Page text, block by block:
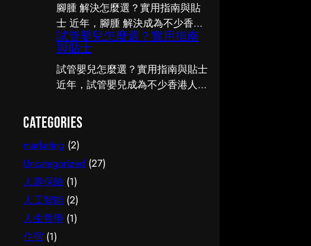
了幾個值得留意的重點，希望能幫
助你更清晰地掌握簿記服務的相關
知識。 事前要留意甚麼 在做決定
之前，有幾點值得特別留意。首
先，每個人的情況不盡相同，適合
別人的未必適合自己；其次，資訊
疑問，諮詢相關範疇的專業人士，
往往能得到更貼合個人需要的建
議。 聰明選擇的方法 幾個簡單的
方法，能幫你少走冤枉路：先設定
清晰的目標與預算、收集足夠的資
料再比較，以及保留彈性以應對變
化。把這些習慣養成，做選擇時自
然更得心應手。 因應需要選擇 不
同的情境，對簿記服務的要求也不
腳腫 解決怎麼選？實用指南與貼
士 近年，腳腫 解決成為不少香港
人關注的話題。無論是出於實際需
要還是興趣，先對它有基本認識，
都有助我們作出更明智的決定。這
篇文章會從不同角度，和大家分享
重要性 認真了解腳腫 解決的好處
顯而易見：當你清楚自己面對的選
擇與條件，便更容易避開常見的陷
阱，把時間與資源花在真正合適的
地方，這也是做足功課的價值所
在。 事前要留意甚麼 在做決定之
前，有幾點值得特別留意。首先，
每個人的情況不盡相同，適合別人
的未必適合自己；其次，資訊來源
試管嬰兒怎麼選？實用指南
與貼士
試管嬰兒怎麼選？實用指南與貼士
近年，試管嬰兒成為不少香港人關
是興趣，先對它有基本認識，都有
助我們作出更明智的決定。這篇文
章會從不同角度，和大家分享關於
試管嬰兒的實用資訊。 它的重要
性 認真了解試管嬰兒的好處顯而
易見：當你清楚自己面對的選擇與
條件，便更容易避開常見的陷阱，
把時間與資源花在真正合適的地
方，這也是做足功課的價值所在。
Categories
marketing (2)
Uncategorized (27)
人壽保險 (1)
人工智能 (2)
人生哲學 (1)
住宿 (1)